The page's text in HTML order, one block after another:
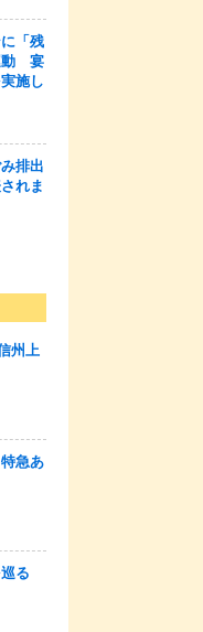
「残
動 宴
施し
排出
れま
州上
急あ
る